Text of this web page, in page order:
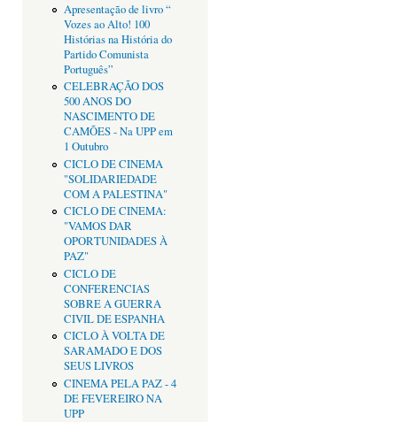
Apresentação de livro “
Vozes ao Alto! 100
Histórias na História do
Partido Comunista
Português”
CELEBRAÇÃO DOS
500 ANOS DO
NASCIMENTO DE
CAMÕES - Na UPP em
1 Outubro
CICLO DE CINEMA
"SOLIDARIEDADE
COM A PALESTINA"
CICLO DE CINEMA:
"VAMOS DAR
OPORTUNIDADES À
PAZ"
CICLO DE
CONFERENCIAS
SOBRE A GUERRA
CIVIL DE ESPANHA
CICLO À VOLTA DE
SARAMADO E DOS
SEUS LIVROS
CINEMA PELA PAZ - 4
DE FEVEREIRO NA
UPP